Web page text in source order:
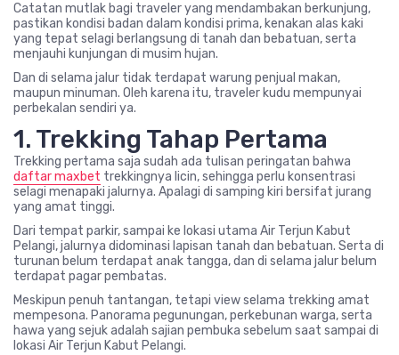
Catatan mutlak bagi traveler yang mendambakan berkunjung,
pastikan kondisi badan dalam kondisi prima, kenakan alas kaki
yang tepat selagi berlangsung di tanah dan bebatuan, serta
menjauhi kunjungan di musim hujan.
Dan di selama jalur tidak terdapat warung penjual makan,
maupun minuman. Oleh karena itu, traveler kudu mempunyai
perbekalan sendiri ya.
1. Trekking Tahap Pertama
Trekking pertama saja sudah ada tulisan peringatan bahwa
daftar maxbet trekkingnya licin, sehingga perlu konsentrasi
selagi menapaki jalurnya. Apalagi di samping kiri bersifat jurang
yang amat tinggi.
Dari tempat parkir, sampai ke lokasi utama Air Terjun Kabut
Pelangi, jalurnya didominasi lapisan tanah dan bebatuan. Serta di
turunan belum terdapat anak tangga, dan di selama jalur belum
terdapat pagar pembatas.
Meskipun penuh tantangan, tetapi view selama trekking amat
mempesona. Panorama pegunungan, perkebunan warga, serta
hawa yang sejuk adalah sajian pembuka sebelum saat sampai di
lokasi Air Terjun Kabut Pelangi.